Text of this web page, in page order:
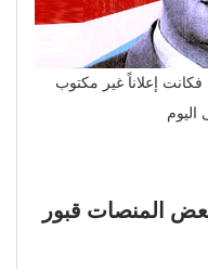
فكانت إعلاناً غير مكتوب
اليوم
المنصات قبور